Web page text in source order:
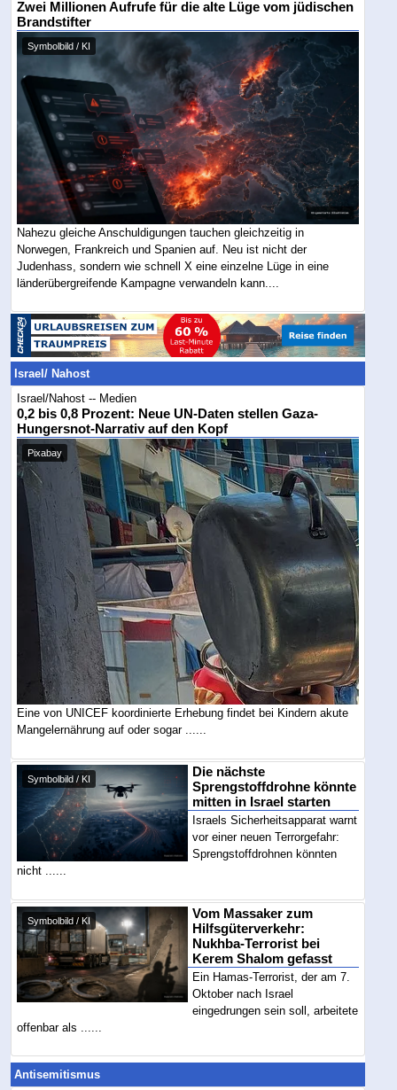
Zwei Millionen Aufrufe für die alte Lüge vom jüdischen
Brandstifter
Symbolbild / KI
Nahezu gleiche Anschuldigungen tauchen gleichzeitig in
Norwegen, Frankreich und Spanien auf. Neu ist nicht der
Judenhass, sondern wie schnell X eine einzelne Lüge in eine
länderübergreifende Kampagne verwandeln kann....
Israel/ Nahost
Israel/Nahost -- Medien
0,2 bis 0,8 Prozent: Neue UN-Daten stellen Gaza-
Hungersnot-Narrativ auf den Kopf
Pixabay
Eine von UNICEF koordinierte Erhebung findet bei Kindern akute
Mangelernährung auf oder sogar ......
Symbolbild / KI
Die nächste
Sprengstoffdrohne könnte
mitten in Israel starten
Israels Sicherheitsapparat warnt
vor einer neuen Terrorgefahr:
Sprengstoffdrohnen könnten
nicht ......
Symbolbild / KI
Vom Massaker zum
Hilfsgüterverkehr:
Nukhba-Terrorist bei
Kerem Shalom gefasst
Ein Hamas-Terrorist, der am 7.
Oktober nach Israel
eingedrungen sein soll, arbeitete
offenbar als ......
Antisemitismus